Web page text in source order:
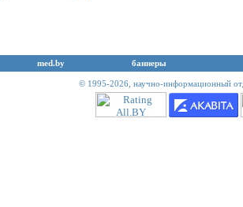
med.by баннеры
© 1995-2026, научно-информационный